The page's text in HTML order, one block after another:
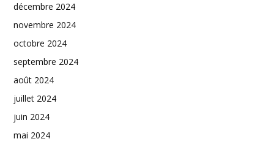
décembre 2024
novembre 2024
octobre 2024
septembre 2024
août 2024
juillet 2024
juin 2024
mai 2024